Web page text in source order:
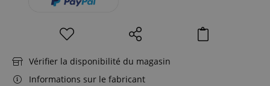
Vérifier la disponibilité du magasin
Informations sur le fabricant